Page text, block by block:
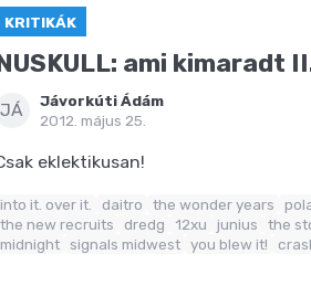
KRITIKÁK
ami kimaradt
JÁ
Jávorkúti Ádám
2012. május 25.
eklektikusan!
into it. over it. daitro the wonder years
the new recruits
dredg 12xu junius the
midnight signals midwest you blew it!